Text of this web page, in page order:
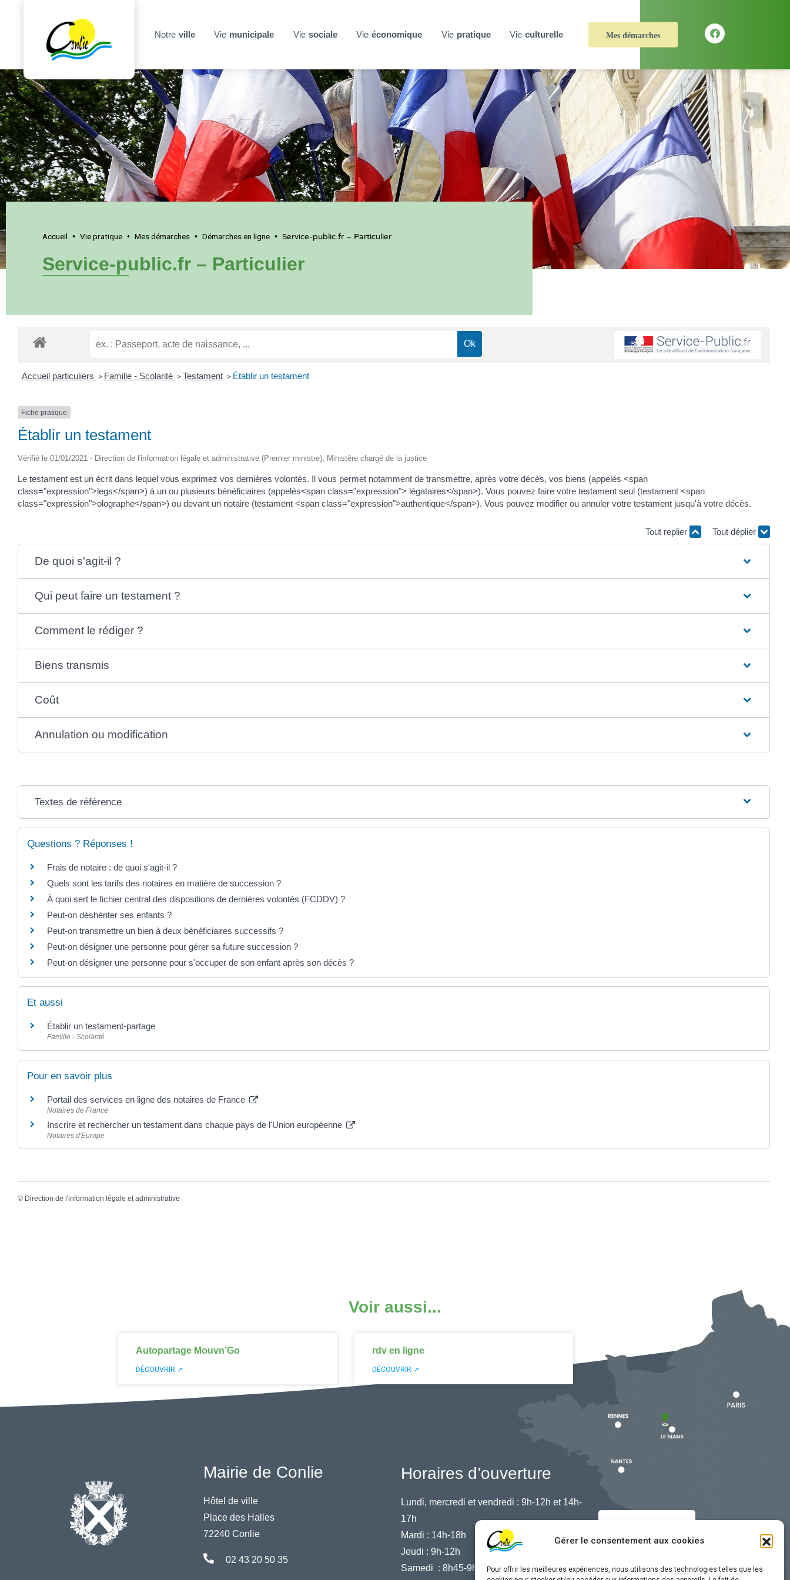
Gérer le consentement aux cookies
Pour offrir les meilleures expériences, nous utilisons des technologies telles que les
Notre ville Vie municipale Vie sociale Vie économique Vie pratique Vie culturelle Mes démarches
Accueil • Vie pratique • Mes démarches • Démarches en ligne • Service-public.fr – Particulier
Service-public.fr – Particulier
Accueil particuliers > Famille - Scolarité > Testament > Établir un testament
Fiche pratique
Établir un testament
Vérifié le 01/01/2021 - Direction de l'information légale et administrative (Premier ministre), Ministère chargé de la justice
Le testament est un écrit dans lequel vous exprimez vos dernières volontés. Il vous permet notamment de transmettre, après votre décès, vos biens (appelés <span
class="expression">legs</span>) à un ou plusieurs bénéficiaires (appelés<span class="expression"> légataires</span>). Vous pouvez faire votre testament seul (testament <span
class="expression">olographe</span>) ou devant un notaire (testament <span class="expression">authentique</span>). Vous pouvez modifier ou annuler votre testament jusqu'à votre décès.
Tout replier Tout déplier
De quoi s'agit-il ?
Qui peut faire un testament ?
Comment le rédiger ?
Biens transmis
Coût
Annulation ou modification
Textes de référence
Questions ? Réponses !
Frais de notaire : de quoi s'agit-il ?
Quels sont les tarifs des notaires en matière de succession ?
À quoi sert le fichier central des dispositions de dernières volontés (FCDDV) ?
Peut-on déshériter ses enfants ?
Peut-on transmettre un bien à deux bénéficiaires successifs ?
Peut-on désigner une personne pour gérer sa future succession ?
Peut-on désigner une personne pour s'occuper de son enfant après son décès ?
Et aussi
Établir un testament-partage
Famille - Scolarité
Pour en savoir plus
Portail des services en ligne des notaires de France
Notaires de France
Inscrire et rechercher un testament dans chaque pays de l'Union européenne
Notaires d'Europe
© Direction de l'information légale et administrative
Voir aussi...
Autopartage Mouvn’Go
DÉCOUVRIR ↗
rdv en ligne
DÉCOUVRIR ↗
Mairie de Conlie
Hôtel de ville
Place des Halles
72240 Conlie
02 43 20 50 35
Horaires d’ouverture
Lundi, mercredi et vendredi : 9h-12h et 14h-
17h
Mardi : 14h-18h
Jeudi : 9h-12h
Samedi : 8h45-9h45